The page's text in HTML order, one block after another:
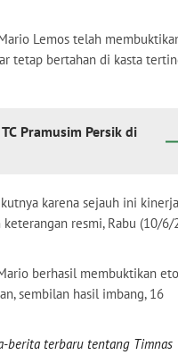
Lemos telah
tetap bertahan di kasta
Pramusim Persik di
karena sejauh ini
resmi, Rabu (10/6/
berhasil membuktikan
sembilan hasil imbang, 16
terbaru tentang Timnas